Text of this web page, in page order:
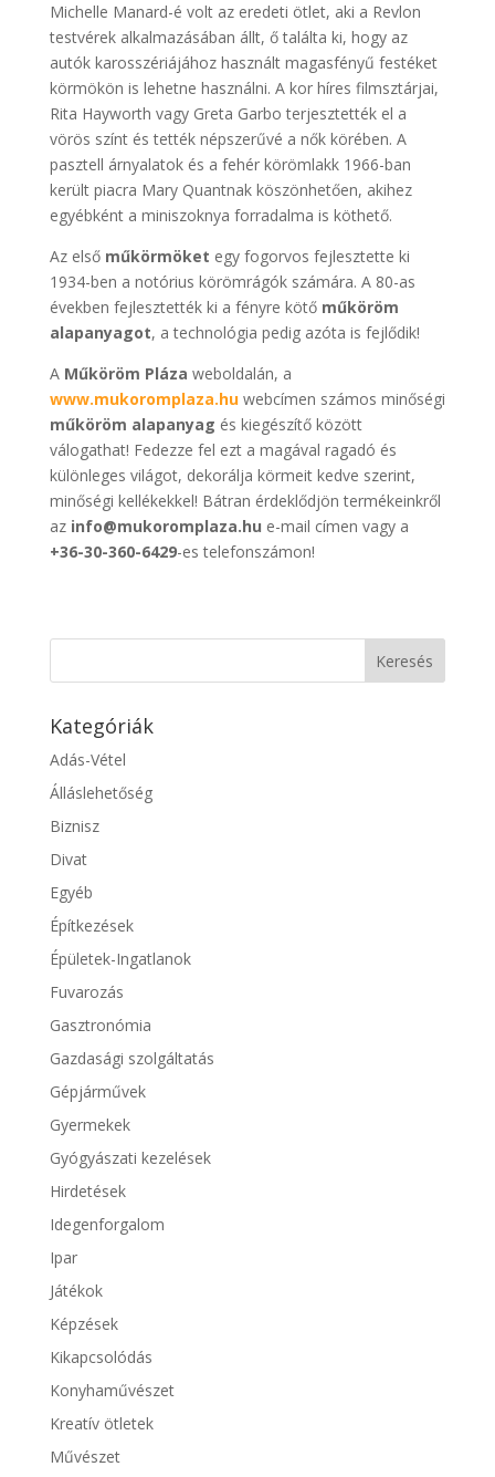
Michelle Manard-é volt az eredeti ötlet, aki a Revlon
testvérek alkalmazásában állt, ő találta ki, hogy az
autók karosszériájához használt magasfényű festéket
körmökön is lehetne használni. A kor híres filmsztárjai,
Rita Hayworth vagy Greta Garbo terjesztették el a
vörös színt és tették népszerűvé a nők körében. A
pasztell árnyalatok és a fehér körömlakk 1966-ban
került piacra Mary Quantnak köszönhetően, akihez
egyébként a miniszoknya forradalma is köthető.
Az első műkörmöket egy fogorvos fejlesztette ki
1934-ben a notórius körömrágók számára. A 80-as
években fejlesztették ki a fényre kötő műköröm
alapanyagot, a technológia pedig azóta is fejlődik!
A Műköröm Pláza weboldalán, a
www.mukoromplaza.huwebcímen számos minőségi
műköröm alapanyag és kiegészítő között
válogathat! Fedezze fel ezt a magával ragadó és
különleges világot, dekorálja körmeit kedve szerint,
minőségi kellékekkel! Bátran érdeklődjön termékeinkről
az info@mukoromplaza.hu e-mail címen vagy a
+36-30-360-6429-es telefonszámon!
Kategóriák
Adás-Vétel
Álláslehetőség
Biznisz
Divat
Egyéb
Építkezések
Épületek-Ingatlanok
Fuvarozás
Gasztronómia
Gazdasági szolgáltatás
Gépjárművek
Gyermekek
Gyógyászati kezelések
Hirdetések
Idegenforgalom
Ipar
Játékok
Képzések
Kikapcsolódás
Konyhaművészet
Kreatív ötletek
Művészet